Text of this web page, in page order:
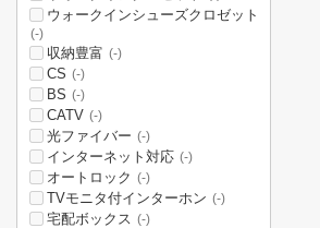
ウォークインシューズクロゼット
(-)
収納豊富 (-)
CS (-)
BS (-)
CATV (-)
光ファイバー (-)
インターネット対応 (-)
オートロック (-)
TVモニタ付インターホン (-)
宅配ボックス (-)